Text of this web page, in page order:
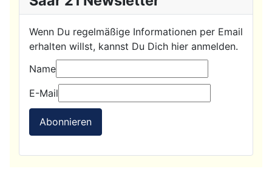
Wenn Du regelmäßige Informationen per Email
erhalten willst, kannst Du Dich hier anmelden.
Name
E-Mail
Abonnieren